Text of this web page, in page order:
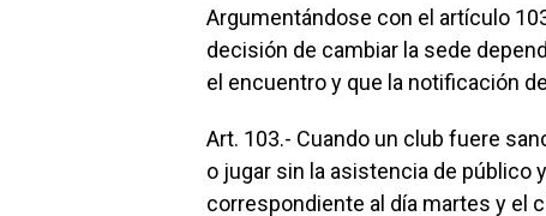
Argumentándose con el artículo
decisión de cambiar la sede
el encuentro y que la notificación
Art. 103.- Cuando un club fuere
o jugar sin la asistencia de público
correspondiente al día martes y el